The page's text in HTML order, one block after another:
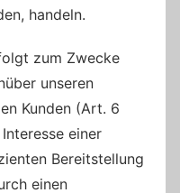
handeln.
zum Zwecke
unseren
Kunden (Art. 6
einer
Bereitstellung
einen